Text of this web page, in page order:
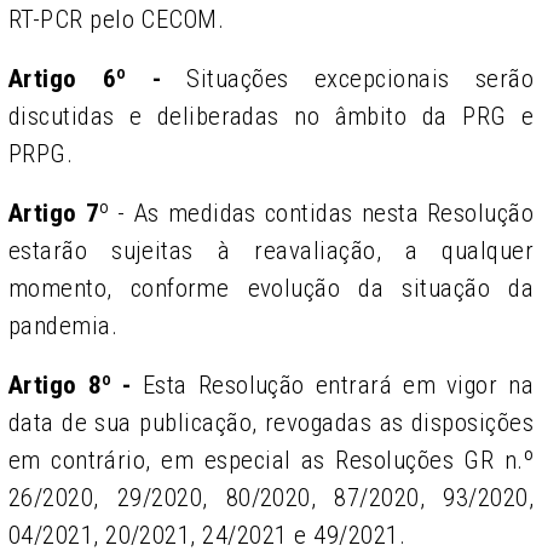
RT-PCR pelo CECOM.
Artigo 6º -Situações excepcionais serão
discutidas e deliberadas no âmbito da PRG e
PRPG.
Artigo 7º - As medidas contidas nesta Resolução
estarão sujeitas à reavaliação, a qualquer
momento, conforme evolução da situação da
pandemia.
Artigo 8º - Esta Resolução entrará em vigor na
data de sua publicação, revogadas as disposições
em contrário, em especial as Resoluções GR n.º
26/2020, 29/2020, 80/2020, 87/2020, 93/2020,
04/2021, 20/2021, 24/2021 e 49/2021.